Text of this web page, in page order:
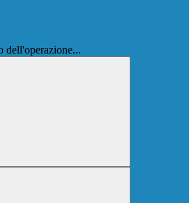
dell'operazione...